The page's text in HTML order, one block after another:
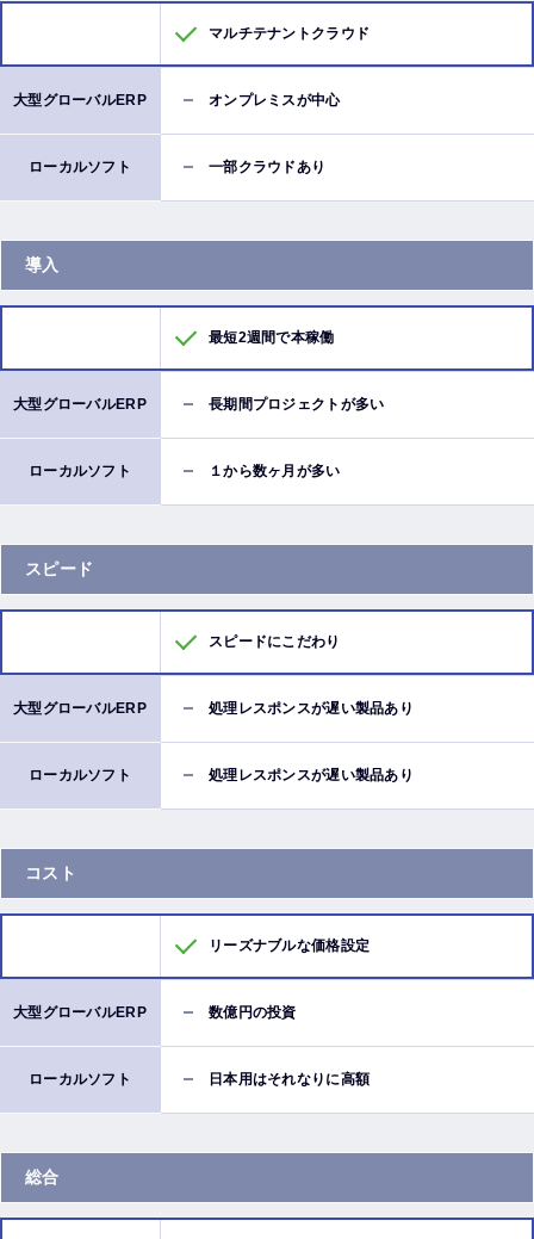
マルチテナントクラウド
オンプレミスが中心
一部クラウドあり
導入
最短2週間で本稼働
長期間プロジェクトが多い
１から数ヶ月が多い
スピード
スピードにこだわり
処理レスポンスが遅い製品あり
処理レスポンスが遅い製品あり
コスト
リーズナブルな価格設定
数億円の投資
日本用はそれなりに高額
総合